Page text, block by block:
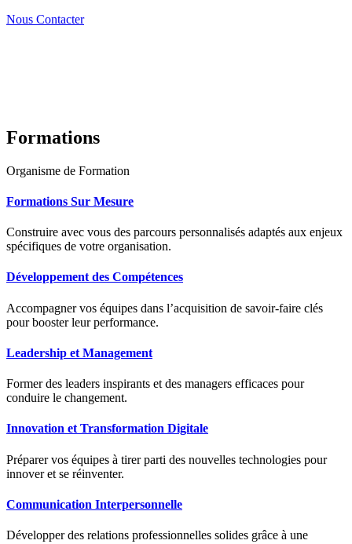
Nous Contacter
Formations
Organisme de Formation
Formations Sur Mesure
Construire avec vous des parcours personnalisés adaptés aux enjeux
spécifiques de votre organisation.
Développement des Compétences
Accompagner vos équipes dans l’acquisition de savoir-faire clés
pour booster leur performance.
Leadership et Management
Former des leaders inspirants et des managers efficaces pour
conduire le changement.
Innovation et Transformation Digitale
Préparer vos équipes à tirer parti des nouvelles technologies pour
innover et se réinventer.
Communication Interpersonnelle
Développer des relations professionnelles solides grâce à une